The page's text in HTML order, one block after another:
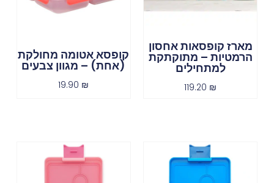
מארז קופסאות אחסון
הרמטיות – מתוקתקת
למתחילים
119.20 ₪
קופסא אטומה מחולקת
(אחת) – מגוון צבעים
19.90 ₪